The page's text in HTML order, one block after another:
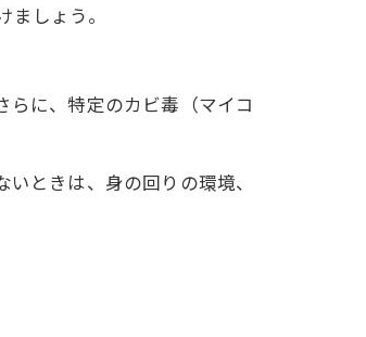
しょう。
に、特定のカビ毒（マイコ
ときは、身の回りの環境、